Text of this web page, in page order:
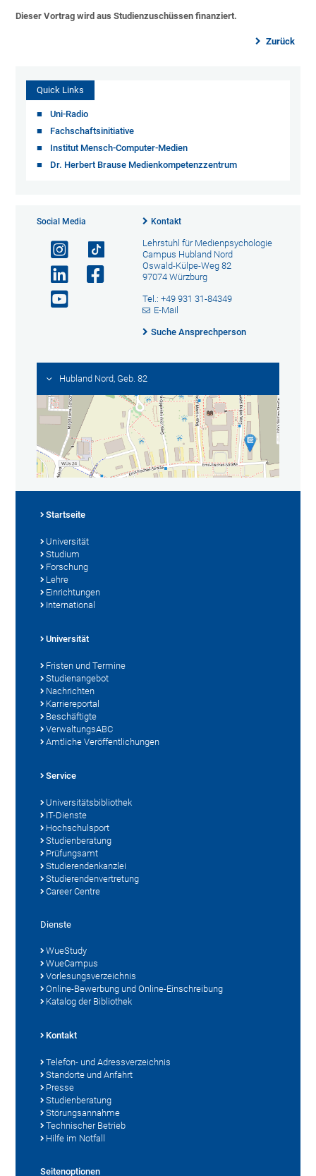
Dieser Vortrag wird aus Studienzuschüssen finanziert.
Zurück
Quick Links
Uni-Radio
Fachschaftsinitiative
Institut Mensch-Computer-Medien
Dr. Herbert Brause Medienkompetenzzentrum
Social Media Kontakt
Lehrstuhl für Medienpsychologie
Campus Hubland Nord
Oswald-Külpe-Weg 82
97074 Würzburg
Tel.: +49 931 31-84349
E-Mail
Suche Ansprechperson
Hubland Nord, Geb. 82
Startseite
Universität
Studium
Forschung
Lehre
Einrichtungen
International
Universität
Fristen und Termine
Studienangebot
Nachrichten
Karriereportal
Beschäftigte
VerwaltungsABC
Amtliche Veröffentlichungen
Service
Universitätsbibliothek
IT-Dienste
Hochschulsport
Studienberatung
Prüfungsamt
Studierendenkanzlei
Studierendenvertretung
Career Centre
Dienste
WueStudy
WueCampus
Vorlesungsverzeichnis
Online-Bewerbung und Online-Einschreibung
Katalog der Bibliothek
Kontakt
Telefon- und Adressverzeichnis
Standorte und Anfahrt
Presse
Studienberatung
Störungsannahme
Technischer Betrieb
Hilfe im Notfall
Seitenoptionen